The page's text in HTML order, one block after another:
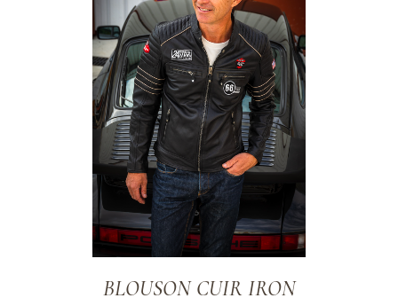
BLOUSON CUIR IRON